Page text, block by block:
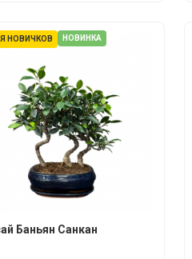
НОВИЧКОВ НОВИНКА
Баньян Санкан